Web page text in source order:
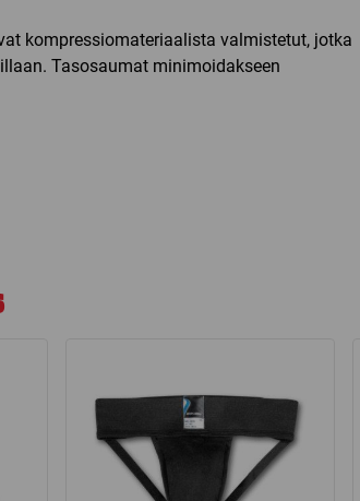
kompressiomateriaalista valmistetut, jotka
Tasosaumat minimoidakseen